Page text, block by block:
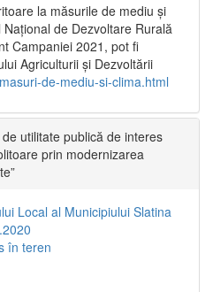
la măsurile de mediu și
de Dezvoltare Rurală
Campaniei 2021, pot fi
Agriculturii și Dezvoltării
de-mediu-si-clima.html
utilitate publică de interes
prin modernizarea
Local al Municipiului Slatina
în teren